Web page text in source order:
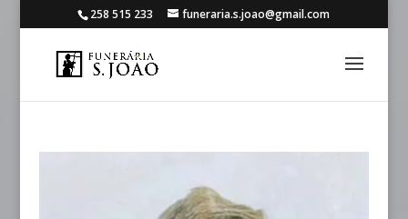
258 515 233 funeraria.s.joao@gmail.com